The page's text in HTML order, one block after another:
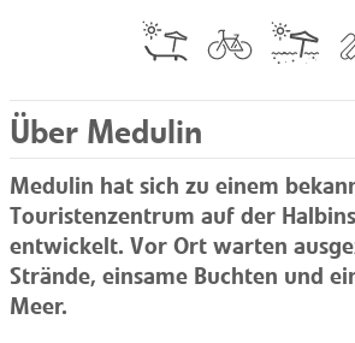
Über Medulin
Medulin hat sich zu einem
Touristenzentrum auf der
entwickelt. Vor Ort warten
Strände, einsame Buchten und
Meer.